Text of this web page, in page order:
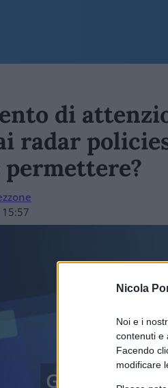
Nicola
Noi e i
contenuti e
Facendo
modificare
di
radar
permettere?
GIUDITTA'S